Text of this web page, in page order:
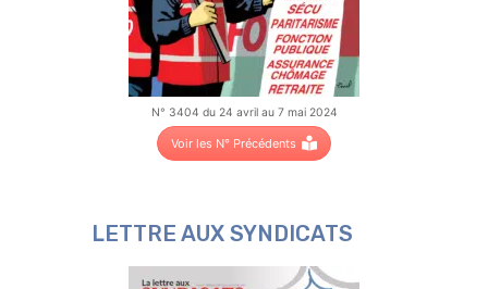
N° 3404 du 24 avril au 7 mai 2024
Voir les N° Précédents
LETTRE AUX SYNDICATS